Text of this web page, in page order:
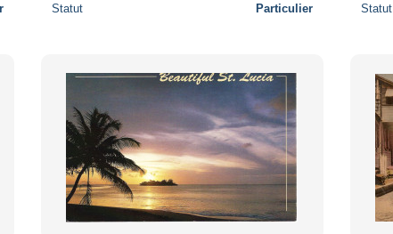
Statut Particulier Statut